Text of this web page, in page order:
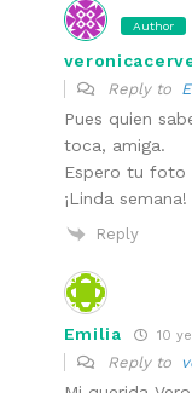
Author
Reply to
Pues quien
toca, amiga.
Espero tu foto
¡Linda semana!
Reply
Emilia 10
Reply to